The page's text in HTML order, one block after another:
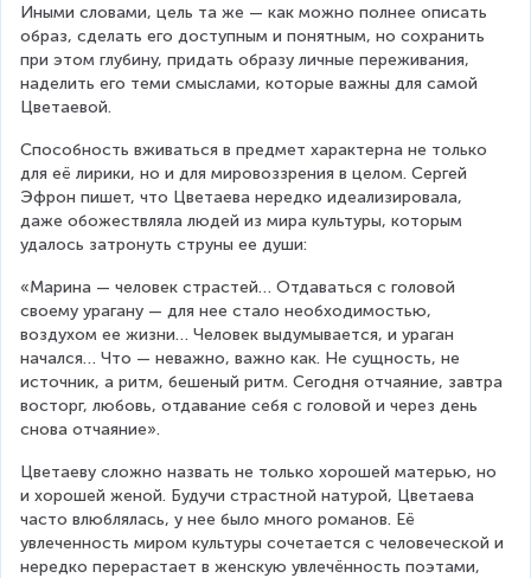
Иными словами, цель та же — как можно полнее описать
образ, сделать его доступным и понятным, но сохранить
при этом глубину, придать образу личные переживания,
наделить его теми смыслами, которые важны для самой
Цветаевой.
Способность вживаться в предмет характерна не только
для её лирики, но и для мировоззрения в целом. Сергей
Эфрон пишет, что Цветаева нередко идеализировала,
даже обожествляла людей из мира культуры, которым
удалось затронуть струны ее души:
«Марина — человек страстей… Отдаваться с головой
своему урагану — для нее стало необходимостью,
воздухом ее жизни… Человек выдумывается, и ураган
начался… Что — неважно, важно как. Не сущность, не
источник, а ритм, бешеный ритм. Сегодня отчаяние, завтра
восторг, любовь, отдавание себя с головой и через день
снова отчаяние».
Цветаеву сложно назвать не только хорошей матерью, но
и хорошей женой. Будучи страстной натурой, Цветаева
часто влюблялась, у нее было много романов. Её
увлеченность миром культуры сочетается с человеческой и
нередко перерастает в женскую увлечённость поэтами,